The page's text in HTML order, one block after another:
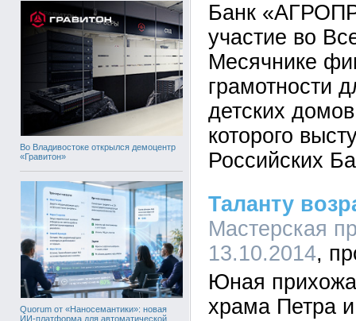
Во Владивостоке открылся демоцентр
«Гравитон»
Quorum от «Наносемантики»: новая
ИИ-платформа для автоматической
Банк
участие во
Месячнике
грамотности
детских
которого
Российских
Таланту
Мастерская
13.10.2014
Юная
храма Петра